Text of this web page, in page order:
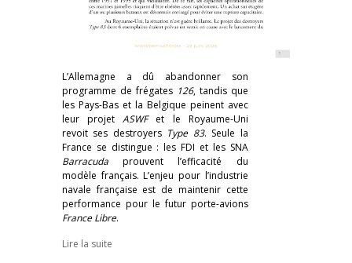
L’Allemagne a dû abandonner son
programme de frégates 126, tandis que
les Pays-Bas et la Belgique peinent avec
leur projetASWFet le Royaume-Uni
revoit ses destroyers Type 83. Seule la
France se distingue : les FDI et les SNA
Barracuda prouvent l’efficacité du
modèle français. L’enjeu pour l’industrie
navale française est de maintenir cette
performance pour le futur porte-avions
France Libre.
Lire la suite